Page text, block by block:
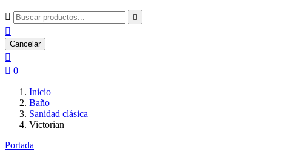
 

Cancelar

 0
Inicio
Baño
Sanidad clásica
Victorian
Portada